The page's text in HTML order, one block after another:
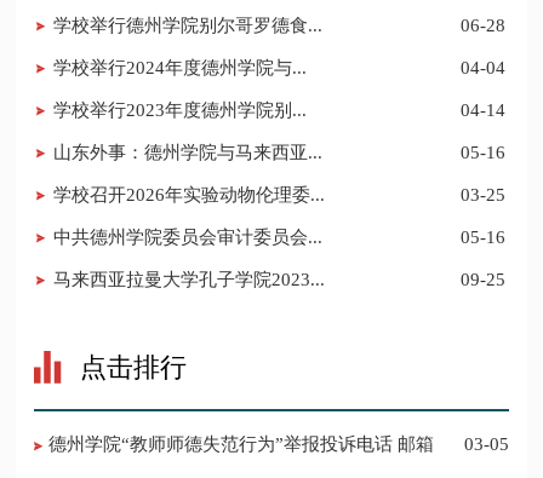
学校举行德州学院别尔哥罗德食... 06-28
​学校举行2024年度德州学院与... 04-04
​学校举行2023年度德州学院别... 04-14
山东外事：德州学院与马来西亚... 05-16
学校召开2026年实验动物伦理委... 03-25
中共德州学院委员会审计委员会... 05-16
马来西亚拉曼大学孔子学院2023... 09-25
点击排行
德州学院“教师师德失范行为”举报投诉电话 邮箱 03-05